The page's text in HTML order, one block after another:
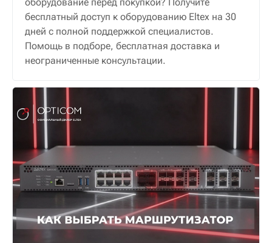
бесплатный доступ к оборудованию Eltex на 30
дней с полной поддержкой специалистов.
Помощь в подборе, бесплатная доставка и
неограниченные консультации.